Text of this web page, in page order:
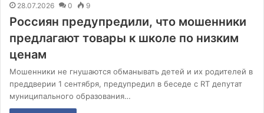
28.07.2026 0 9
Россиян предупредили, что мошенники
предлагают товары к школе по низким
ценам
Мошенники не гнушаются обманывать детей и их родителей в
преддверии 1 сентября, предупредил в беседе с RT депутат
муниципального образования…